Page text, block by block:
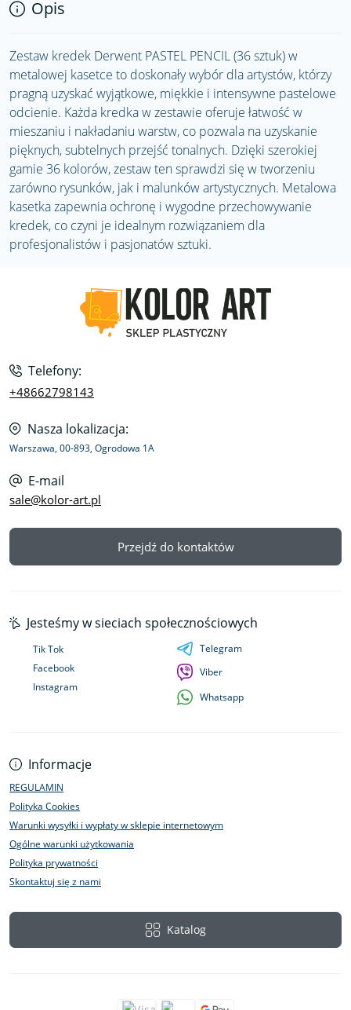
Opis
Zestaw kredek Derwent PASTEL PENCIL (36 sztuk) w
metalowej kasetce to doskonały wybór dla artystów, którzy
pragną uzyskać wyjątkowe, miękkie i intensywne pastelowe
odcienie. Każda kredka w zestawie oferuje łatwość w
mieszaniu i nakładaniu warstw, co pozwala na uzyskanie
pięknych, subtelnych przejść tonalnych. Dzięki szerokiej
gamie 36 kolorów, zestaw ten sprawdzi się w tworzeniu
zarówno rysunków, jak i malunków artystycznych. Metalowa
kasetka zapewnia ochronę i wygodne przechowywanie
kredek, co czyni je idealnym rozwiązaniem dla
profesjonalistów i pasjonatów sztuki.
Telefony:
+48662798143
Nasza lokalizacja:
Warszawa, 00-893, Ogrodowa 1A
E-mail
sale@kolor-art.pl
Przejdź do kontaktów
Informacje
REGULAMIN
Polityka Cookies
Warunki wysyłki i wypłaty w sklepie internetowym
Ogólne warunki użytkowania
Polityka prywatności
Skontaktuj się z nami
Katalog
Jesteśmy w sieciach społecznościowych
Tik Tok
Facebook
Instagram
Telegram
Viber
Whatsapp